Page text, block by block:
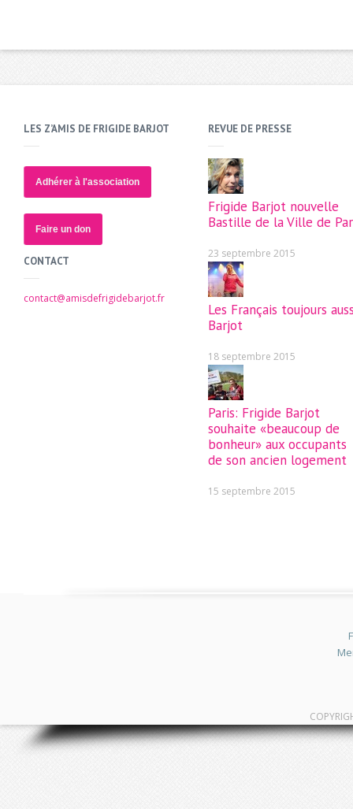
LES Z’AMIS DE FRIGIDE BARJOT
Adhérer à l'association
Faire un don
CONTACT
contact@amisdefrigidebarjot.fr
REVUE DE PRESSE
Frigide Barjot nouvelle
Bastille de la Ville de
23 septembre 2015
Les Français toujours
Barjot
18 septembre 2015
Paris: Frigide Barjot
souhaite «beaucoup de
bonheur» aux occupants
de son ancien logement
15 septembre 2015